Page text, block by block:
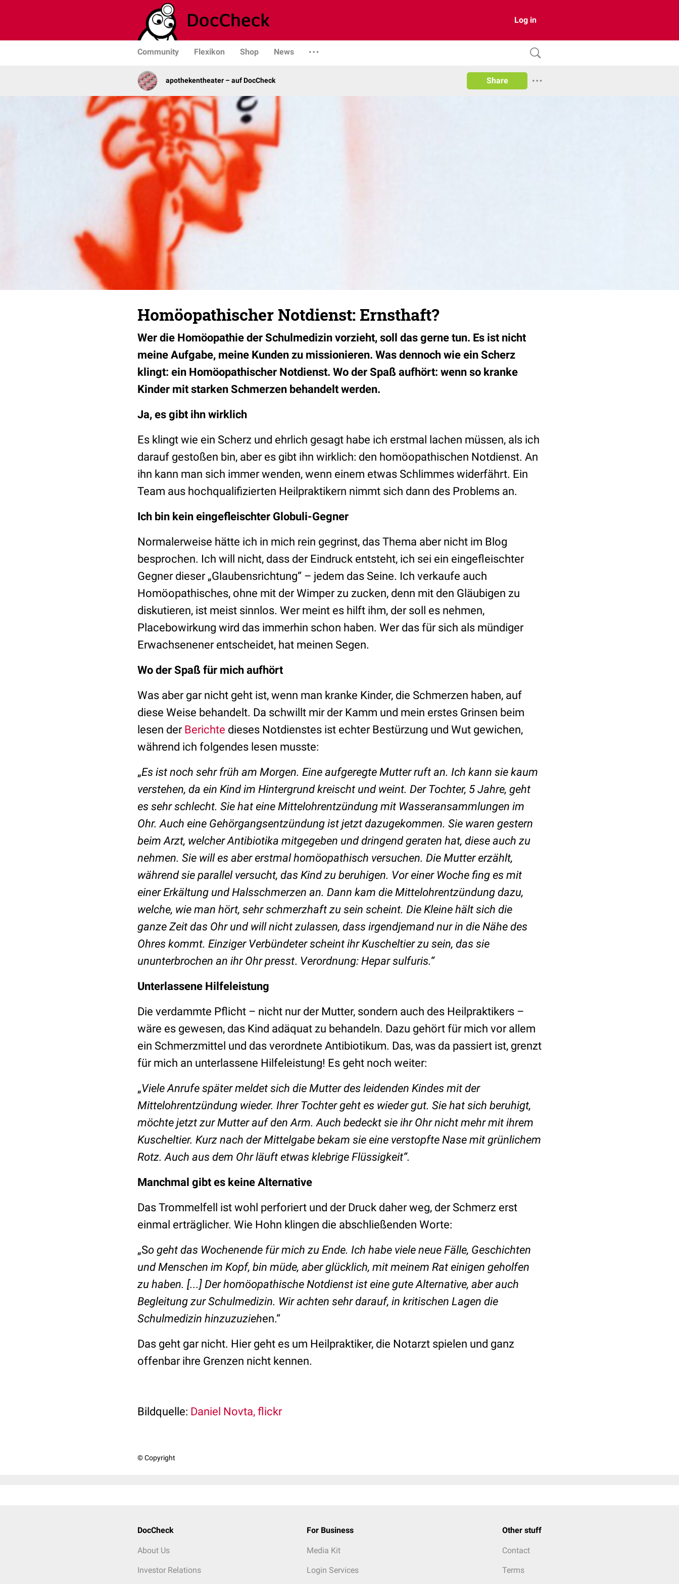
Log in
Community Flexikon Shop News
apothekentheater – auf DocCheck Share
Homöopathischer Notdienst: Ernsthaft?
Wer die Homöopathie der Schulmedizin vorzieht, soll das gerne tun. Es ist nicht
meine Aufgabe, meine Kunden zu missionieren. Was dennoch wie ein Scherz
klingt: ein Homöopathischer Notdienst. Wo der Spaß aufhört: wenn so kranke
Kinder mit starken Schmerzen behandelt werden.
Ja, es gibt ihn wirklich
Es klingt wie ein Scherz und ehrlich gesagt habe ich erstmal lachen müssen, als ich
darauf gestoßen bin, aber es gibt ihn wirklich: den homöopathischen Notdienst. An
ihn kann man sich immer wenden, wenn einem etwas Schlimmes widerfährt. Ein
Team aus hochqualifizierten Heilpraktikern nimmt sich dann des Problems an.
Ich bin kein eingefleischter Globuli-Gegner
Normalerweise hätte ich in mich rein gegrinst, das Thema aber nicht im Blog
besprochen. Ich will nicht, dass der Eindruck entsteht, ich sei ein eingefleischter
Gegner dieser „Glaubensrichtung“ – jedem das Seine. Ich verkaufe auch
Homöopathisches, ohne mit der Wimper zu zucken, denn mit den Gläubigen zu
diskutieren, ist meist sinnlos. Wer meint es hilft ihm, der soll es nehmen,
Placebowirkung wird das immerhin schon haben. Wer das für sich als mündiger
Erwachsenener entscheidet, hat meinen Segen.
Wo der Spaß für mich aufhört
Was aber gar nicht geht ist, wenn man kranke Kinder, die Schmerzen haben, auf
diese Weise behandelt. Da schwillt mir der Kamm und mein erstes Grinsen beim
lesen der Berichte dieses Notdienstes ist echter Bestürzung und Wut gewichen,
während ich folgendes lesen musste:
„Es ist noch sehr früh am Morgen. Eine aufgeregte Mutter ruft an. Ich kann sie kaum
verstehen, da ein Kind im Hintergrund kreischt und weint. Der Tochter, 5 Jahre, geht
es sehr schlecht. Sie hat eine Mittelohrentzündung mit Wasseransammlungen im
Ohr. Auch eine Gehörgangsentzündung ist jetzt dazugekommen. Sie waren gestern
beim Arzt, welcher Antibiotika mitgegeben und dringend geraten hat, diese auch zu
nehmen. Sie will es aber erstmal homöopathisch versuchen. Die Mutter erzählt,
während sie parallel versucht, das Kind zu beruhigen. Vor einer Woche fing es mit
einer Erkältung und Halsschmerzen an. Dann kam die Mittelohrentzündung dazu,
welche, wie man hört, sehr schmerzhaft zu sein scheint. Die Kleine hält sich die
ganze Zeit das Ohr und will nicht zulassen, dass irgendjemand nur in die Nähe des
Ohres kommt. Einziger Verbündeter scheint ihr Kuscheltier zu sein, das sie
ununterbrochen an ihr Ohr presst. Verordnung: Hepar sulfuris.“
Unterlassene Hilfeleistung
Die verdammte Pflicht – nicht nur der Mutter, sondern auch des Heilpraktikers –
wäre es gewesen, das Kind adäquat zu behandeln. Dazu gehört für mich vor allem
ein Schmerzmittel und das verordnete Antibiotikum. Das, was da passiert ist, grenzt
für mich an unterlassene Hilfeleistung! Es geht noch weiter:
„Viele Anrufe später meldet sich die Mutter des leidenden Kindes mit der
Mittelohrentzündung wieder. Ihrer Tochter geht es wieder gut. Sie hat sich beruhigt,
möchte jetzt zur Mutter auf den Arm. Auch bedeckt sie ihr Ohr nicht mehr mit ihrem
Kuscheltier. Kurz nach der Mittelgabe bekam sie eine verstopfte Nase mit grünlichem
Rotz. Auch aus dem Ohr läuft etwas klebrige Flüssigkeit“.
Manchmal gibt es keine Alternative
Das Trommelfell ist wohl perforiert und der Druck daher weg, der Schmerz erst
einmal erträglicher. Wie Hohn klingen die abschließenden Worte:
„So geht das Wochenende für mich zu Ende. Ich habe viele neue Fälle, Geschichten
und Menschen im Kopf, bin müde, aber glücklich, mit meinem Rat einigen geholfen
zu haben. [...] Der homöopathische Notdienst ist eine gute Alternative, aber auch
Begleitung zur Schulmedizin. Wir achten sehr darauf, in kritischen Lagen die
Schulmedizin hinzuzuziehen.“
Das geht gar nicht. Hier geht es um Heilpraktiker, die Notarzt spielen und ganz
offenbar ihre Grenzen nicht kennen.
Bildquelle: Daniel Novta, flickr
© Copyright
DocCheck
About Us
Investor Relations
For Business
Media Kit
Login Services
Other stuff
Contact
Terms